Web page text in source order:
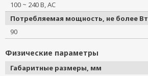
100 ~ 240 В, AC
Потребляемая мощность, не более Вт
90
Физические параметры
Габаритные размеры, мм